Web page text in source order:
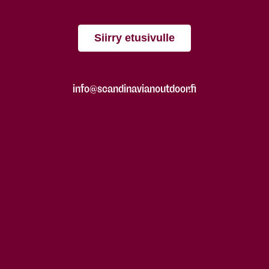
Siirry etusivulle
info@scandinavianoutdoor.fi